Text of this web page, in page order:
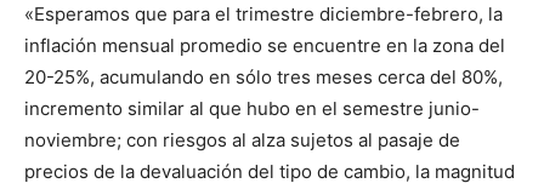
«Esperamos que para el trimestre diciembre-febrero, la
inflación mensual promedio se encuentre en la zona del
20-25%, acumulando en sólo tres meses cerca del 80%,
incremento similar al que hubo en el semestre junio-
noviembre; con riesgos al alza sujetos al pasaje de
precios de la devaluación del tipo de cambio, la magnitud